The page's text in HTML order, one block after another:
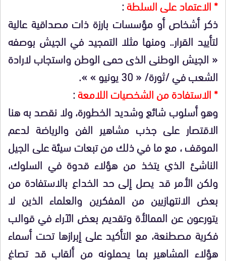
* الاعتماد على السلطة:
ذكر أشخاص أو مؤسسات بارزة ذات مصداقية عالية
لتأييد القرار.. ومنها مثلا التمجيد في الجيش بوصفه
« الجيش الوطنى الذى حمى الوطن واستجاب لارادة
الشعب في /ثورة/ « 30 يونيو » ».
* الاستفادة من الشخصيات اللامعة:
وهو أسلوب شائع وشديد الخطورة، ولا نقصد به هنا
الاقتصار على جذب مشاهير الفن والرياضة لدعم
الموقف ، مع ما في ذلك من تبعات سيئة على الجيل
الناشئ الذي يتخذ من هؤلاء قدوة في السلوك،
ولكن الأمر قد يصل إلى حد الخداع بالاستفادة من
بعض الانتهازيين من المفكرين والعلماء الذين لا
يتورعون عن الممالأة وتقديم بعض الآراء في قوالب
فكرية مصطنعة، مع التأكيد على إبرازها تحت أسماء
هؤلاء المشاهير بما يحملونه من ألقاب قد تصاغ